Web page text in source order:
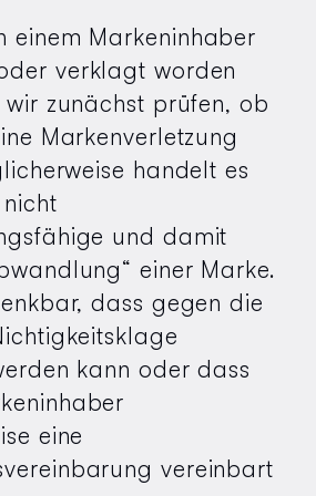
einem Markeninhaber
verklagt worden
zunächst prüfen, ob
Markenverletzung
handelt es
und damit
einer Marke.
dass gegen die
kann oder dass
eine
vereinbart